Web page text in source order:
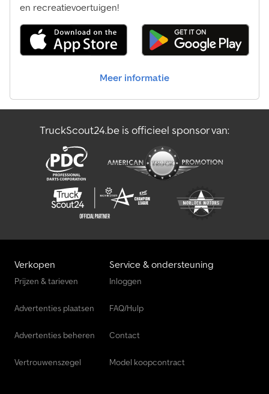
en recreatievoertuigen!
Meer informatie
TruckScout24.be is officieel sponsor van:
Verkopen
Prijzen & tarieven
Advertenties plaatsen
Advertenties beheren
Vertrouwenszegel
Service & ondersteuning
Inloggen
FAQ/Hulp
Contact
Model koopcontract